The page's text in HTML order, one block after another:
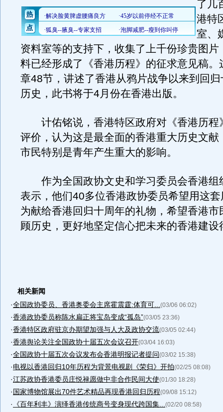
了几
港特
室、
资料室等的支持下，收集了上千份珍贵图片
料已经形成了《香港历程》的征求意见稿。
章48节，讲述了香港从鸦片战争以来到回
历史，此书将于4月份在香港出版。
计佑铭说，香港特区政府对《香港历程
评价，认为这是最全面的香港重大历史文献
市民特别是青年产生重大的影响。
作为全国政协文史和学习委员会香港组
表示，他们40多位香港政协委员希望用这
为献给香港回归十周年的礼物，希望香港市
顾历史，更好地坚定信心把未来的香港建设
相关新闻
·全国政协委员、香港奥委会主席霍震霆:体育可... (03/06 06:02)
·香港政协委员称陈水扁正将宝岛变成“孤岛”(03/05 23:36)
·香港特区政府驻京办期望加强与人大及政协交流(03/05 02:44)
·香港舆论关注全国政协十届五次会议召开(03/04 16:03)
·全国政协十届五次会议发布会香港明报记者提问(03/02 15:38)
·电视以香港回归10年历程为背景电视剧《荣归》开拍(02/25 08:08)
·江苏政协香港委员庄悦禄愿做中非合作民间大使(01/30 18:28)
·国家博物馆展出70件艺术精品再现香港回归历程(09/08 15:12)
· 《百年利丰》演绎香港传统商号变身现代跨国集... (02/20 08:58)